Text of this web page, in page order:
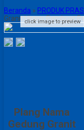
Beranda » PRODUK
Granit Hitam, Pembuat
click image to preview
Plang Nama
Gedung Granit